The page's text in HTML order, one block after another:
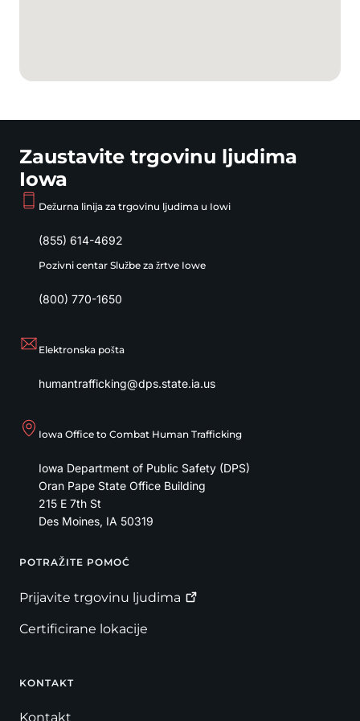
Zaustavite trgovinu ljudima
Iowa
Dežurna linija za trgovinu ljudima u Iowi
(855) 614-4692
Pozivni centar Službe za žrtve Iowe
(800) 770-1650
Elektronska pošta
humantrafficking@dps.state.ia.us
Iowa Office to Combat Human Trafficking
Iowa Department of Public Safety (DPS)
Oran Pape State Office Building
215 E 7th St
Des Moines, IA 50319
Footer
POTRAŽITE POMOĆ
Prijavite trgovinu ljudima
Certificirane lokacije
KONTAKT
Kontakt